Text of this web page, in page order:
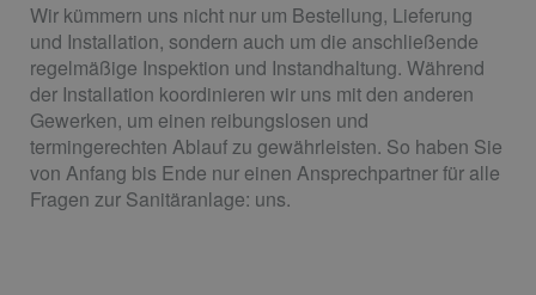
Wir kümmern uns nicht nur um Bestellung, Lieferung
und Installation, sondern auch um die anschließende
regelmäßige Inspektion und Instandhaltung. Während
der Installation koordinieren wir uns mit den anderen
Gewerken, um einen reibungslosen und
termingerechten Ablauf zu gewährleisten. So haben Sie
von Anfang bis Ende nur einen Ansprechpartner für alle
Fragen zur Sanitäranlage: uns.